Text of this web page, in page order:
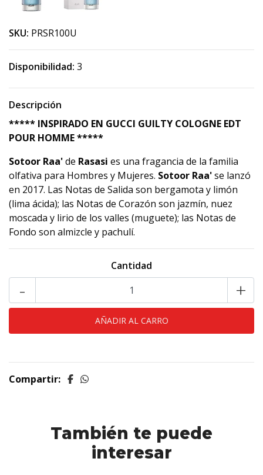
SKU: PRSR100U
Disponibilidad: 3
Descripción
***** INSPIRADO EN GUCCI GUILTY COLOGNE EDT
POUR HOMME *****
Sotoor Raa'de Rasasi es una fragancia de la familia
olfativa para Hombres y Mujeres. Sotoor Raa'se lanzó
en 2017. Las Notas de Salida son bergamota y limón
(lima ácida); las Notas de Corazón son jazmín, nuez
moscada y lirio de los valles (muguete); las Notas de
Fondo son almizcle y pachulí.
Cantidad
- +
Compartir:
También te puede
interesar